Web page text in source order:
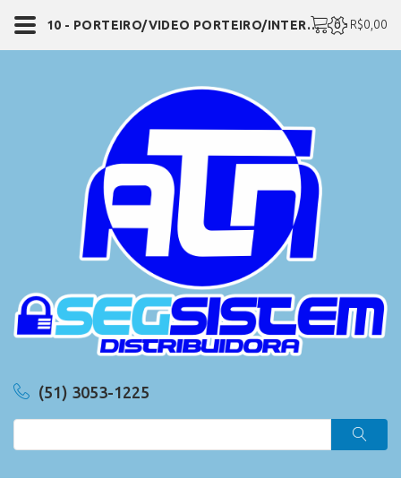
(51) 3053-1225
0 - R$0,00
10 - PORTEIRO/VIDEO PORTEIRO/INTERFONE